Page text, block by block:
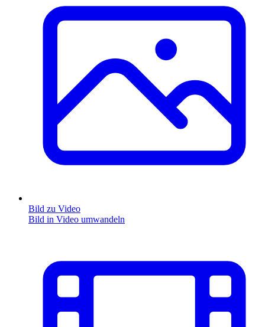
Bild zu Video
Bild in Video umwandeln